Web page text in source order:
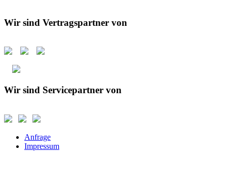
Wir sind Vertragspartner von
Wir sind Servicepartner von
Anfrage
Impressum